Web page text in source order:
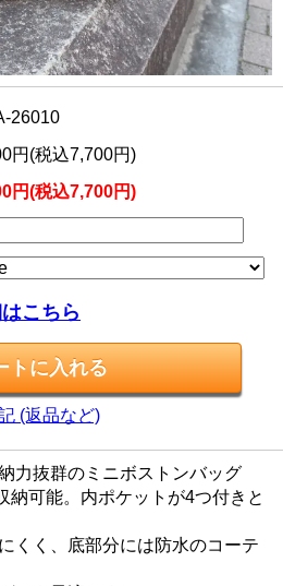
26010
円(税込7,700円)
円(税込7,700円)
こちら
(返品など)
力抜群のミニボストンバッグ
納可能。内ポケットが4つ付きと
くく、底部分には防水のコーテ